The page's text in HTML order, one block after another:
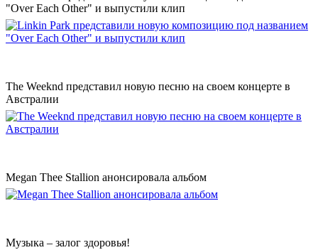
"Over Each Other" и выпустили клип
The Weeknd представил новую песню на своем концерте в
Австралии
Megan Thee Stallion анонсировала альбом
Музыка – залог здоровья!